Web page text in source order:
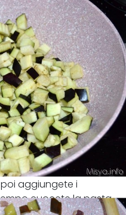
aggiungete i
cuocete la pasta.